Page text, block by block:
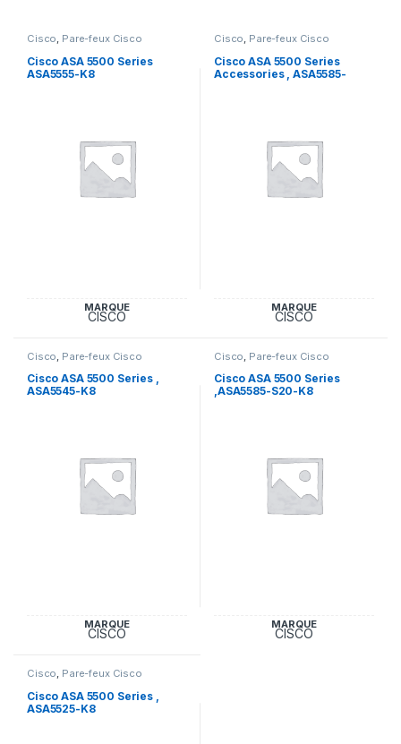
Cisco, Pare-feux Cisco
Cisco ASA 5500 Series
ASA5555-K8
MARQUE
CISCO
Cisco, Pare-feux Cisco
Cisco ASA 5500 Series
Accessories , ASA5585-
MARQUE
CISCO
Cisco Pare-feux Cisco
Cisco ASA 5500 Series ,
ASA5545-K8
MARQUE
CISCO
Cisco Pare-feux Cisco
Cisco ASA 5500 Series
,ASA5585-S20-K8
MARQUE
CISCO
Cisco, Pare-feux Cisco
Cisco ASA 5500 Series ,
ASA5525-K8